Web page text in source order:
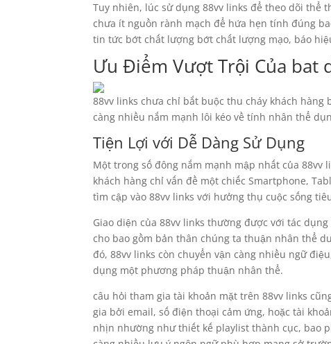
Tuy nhiên, lúc sử dụng 88vv links để theo dõi thể
chưa ít nguồn rành mạch để hứa hẹn tính đúng
tin tức bớt chất lượng bớt chất lượng mạo, báo
Ưu Điểm Vượt Trội Của bat
88vv links chưa chỉ bắt buộc thu cháy khách
càng nhiều nắm mạnh lôi kéo về tính nhân thể
Tiện Lợi với Dễ Dàng Sử Dụng
Một trong số đông nắm mạnh mập nhất của
khách hàng chỉ vấn đề một chiếc Smartphone,
tìm cập vào 88vv links với hưởng thụ cuộc sống
Giao diện của 88vv links thường được với tác
cho bao gồm bản thân chúng ta thuận nhân thể
đó, 88vv links còn chuyển vận càng nhiều ngữ
dụng một phương pháp thuận nhân thể.
câu hỏi tham gia tài khoản mặt trên 88vv links
gia bởi email, số điện thoại cảm ứng, hoặc tài
nhịn nhường như thiết kế playlist thành cục, bao